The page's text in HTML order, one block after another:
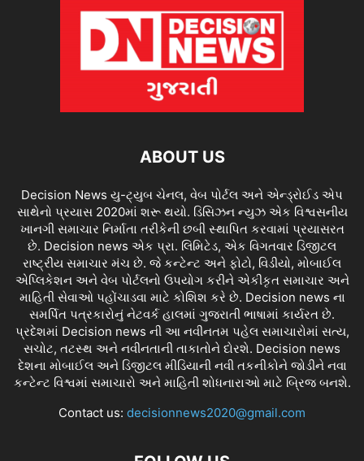
ABOUT US
Decision News યુ-ટ્યુબ ચેનલ, વેબ પોર્ટલ અને એન્ડ્રોઈડ એપ
સાથેનો પ્રયાસ 2020માં શરૂ થયો. ડિસિઝન ન્યુઝ એક વિશ્વસનીય
ખાનગી સમાચાર નિર્માતા તરીકેની છબી સ્થાપિત કરવામાં પ્રયાસરત
છે. Decision news એક પ્રા. લિમિટેડ, એક વિગતવાર ડિજીટલ
રાષ્ટ્રીય સમાચાર મંચ છે. જે કન્ટેન્ટ અને ફોટો, વિડીયો, મોબાઈલ
એપ્લિકેશન અને વેબ પોર્ટલનો ઉપયોગ કરીને એકીકૃત સમાચાર અને
માહિતી સેવાઓ પહોંચાડવા માટે કોશિશ કરે છે. Decision news ના
સમર્પિત પત્રકારોનું નેટવર્ક હાલમાં ગુજરાતી ભાષામાં કાર્યરત છે.
પ્રદેશમાં Decision news ની આ નવીનતમ પહેલ સમાચારોમાં સત્ય,
સચોટ, તટસ્થ અને નવીનતાની તાકાતોને દોરશે. Decision news
દેશના મોબાઈલ અને ડિજીટલ મીડિયાની નવી તકનીકોને જોડીને નવા
કન્ટેન્ટ વિશ્વમાં સમાચારો અને માહિતી શોધનારાઓ માટે બ્રિજ બનશે.
Contact us: decisionnews2020@gmail.com